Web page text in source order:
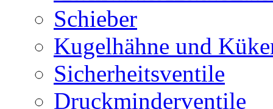
Schieber
Kugelhähne und
Sicherheitsventile
Druckminderventile